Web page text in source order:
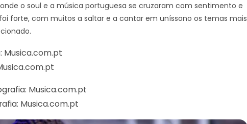
o soul e a música portuguesa se cruzaram com sentimento e
forte, com muitos a saltar e a cantar em uníssono os temas mais
Musica.com.pt